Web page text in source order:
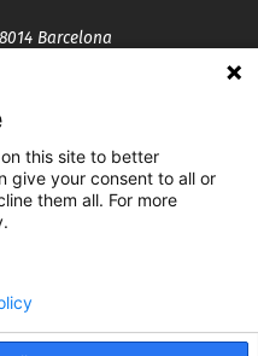
Barcelona
this site to better
give your consent to all or
them all. For more